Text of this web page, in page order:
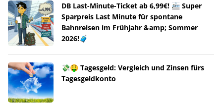
DB Last-Minute-Ticket ab 6,99€! 🚈 Super
Sparpreis Last Minute für spontane
Bahnreisen im Frühjahr &amp; Sommer
2026!🧳
💸🤑 Tagesgeld: Vergleich und Zinsen fürs
Tagesgeldkonto